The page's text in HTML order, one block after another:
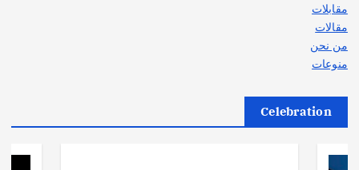
مقابلات
مقالات
من نحن
منوعات
Celebration